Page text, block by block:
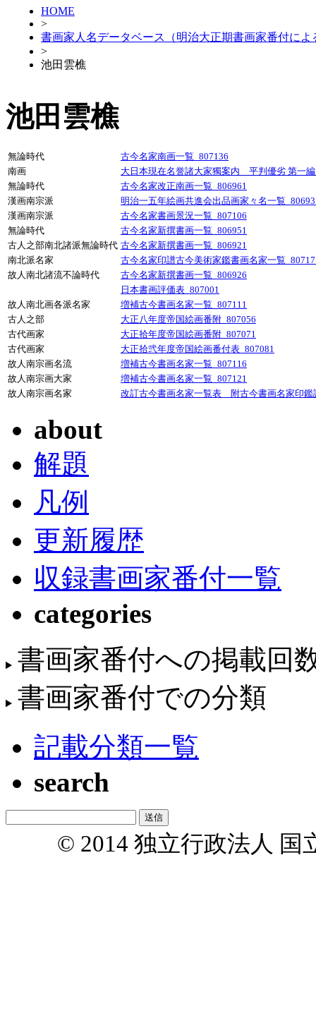
HOME
>
書画家人名データベース（明治大正期書画家番付によ
>
池田雲樵
池田雲樵
無論時代
古今名家南画一覧_807136
南画
大日本現在名誉諸大家獨案内 平判優劣 第一編
無論時代
古今名家改正南画一覧_806961
漢画南宗派
明治一五年絵画共進会出品画家々名一覧
漢画南宗派
古今名家書画景況一覧_807106
無論時代
古今名家新撰書画一覧_806951
古人之部南北諸派無論時代 古今名家新撰書画一覧_806921
南北派名家
古今名家印譜古今美術家鑑書画名家一覧
故人南北諸流不論時代
古今名家新撰書画一覧_806926
日本書画評価表_807001
故人南北画各派名家
増補古今書画名家一覧_807111
古人之部
大正八年度帝国絵画番附_807056
古代画家
大正拾年度帝国絵画番附_807071
古代画家
大正拾弐年度帝国絵画番付表_807081
故人南宗画名流
増補古今書画名家一覧_807116
故人南宗画大家
増補古今書画名家一覧_807121
故人南宗画名家
改訂古今書画名家一覧表 附古今書画名家印鑑
about
解題
凡例
更新履歴
収録書画家番付一覧
categories
書画家番付への掲載回
書画家番付での分類
記載分類一覧
search
© 2014 独立行政法人 国